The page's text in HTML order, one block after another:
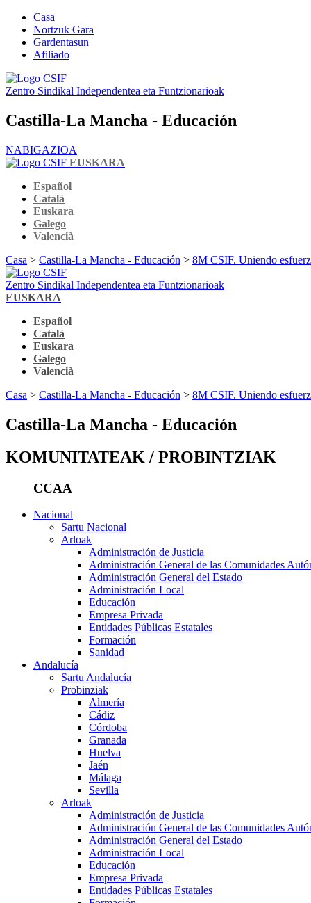
Casa
Nortzuk Gara
Gardentasun
Afiliado
Zentro Sindikal Independentea eta Funtzionarioak
Castilla-La Mancha - Educación
NABIGAZIOA
EUSKARA
Español
Català
Euskara
Galego
Valencià
Casa > Castilla-La Mancha - Educación > 8M CSIF. Uniendo
Zentro Sindikal Independentea eta Funtzionarioak
EUSKARA
Español
Català
Euskara
Galego
Valencià
Casa > Castilla-La Mancha - Educación > 8M CSIF. Uniendo
Castilla-La Mancha - Educación
KOMUNITATEAK / PROBINTZIAK
CCAA
Nacional
Sartu Nacional
Arloak
Administración de Justicia
Administración General de las Comunidades
Administración General del Estado
Administración Local
Educación
Empresa Privada
Entidades Públicas Estatales
Formación
Sanidad
Andalucía
Sartu Andalucía
Probinziak
Almería
Cádiz
Córdoba
Granada
Huelva
Jaén
Málaga
Sevilla
Arloak
Administración de Justicia
Administración General de las Comunidades
Administración General del Estado
Administración Local
Educación
Empresa Privada
Entidades Públicas Estatales